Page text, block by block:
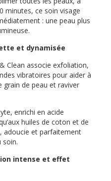
minutes, ce soin visage
: une peau plus
et dynamisée
Clean associe exfoliation,
vibratoires pour aider à
grain de peau et raviver
enrichi en acide
huiles de coton et de
adoucie et parfaitement
soin.
intense et effet